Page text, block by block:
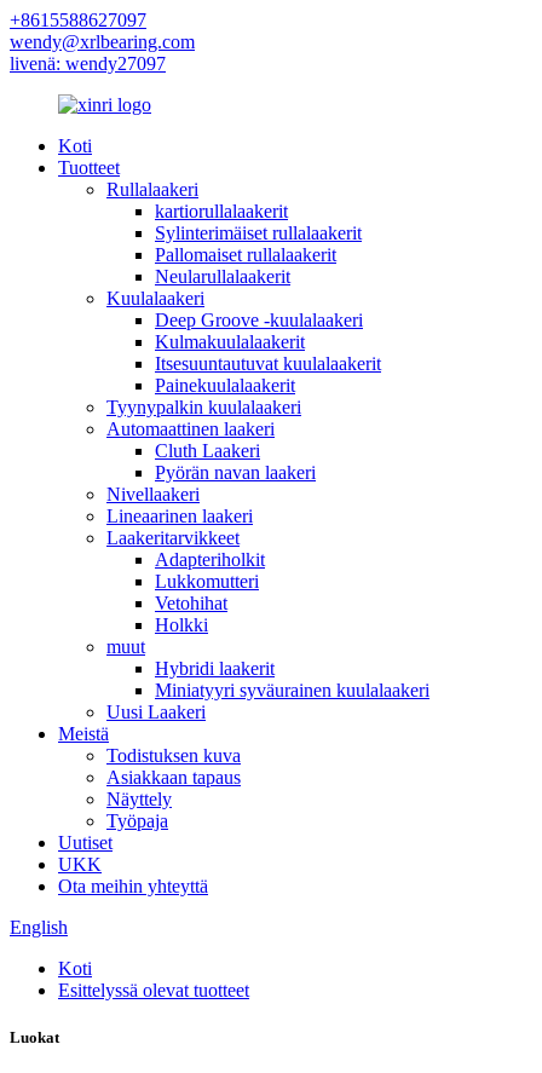
+8615588627097
wendy@xrlbearing.com
livenä: wendy27097
Koti
Tuotteet
Rullalaakeri
kartiorullalaakerit
Sylinterimäiset rullalaakerit
Pallomaiset rullalaakerit
Neularullalaakerit
Kuulalaakeri
Deep Groove -kuulalaakeri
Kulmakuulalaakerit
Itsesuuntautuvat kuulalaakerit
Painekuulalaakerit
Tyynypalkin kuulalaakeri
Automaattinen laakeri
Cluth Laakeri
Pyörän navan laakeri
Nivellaakeri
Lineaarinen laakeri
Laakeritarvikkeet
Adapteriholkit
Lukkomutteri
Vetohihat
Holkki
muut
Hybridi laakerit
Miniatyyri syväurainen kuulalaakeri
Uusi Laakeri
Meistä
Todistuksen kuva
Asiakkaan tapaus
Näyttely
Työpaja
Uutiset
UKK
Ota meihin yhteyttä
English
Koti
Esittelyssä olevat tuotteet
Luokat